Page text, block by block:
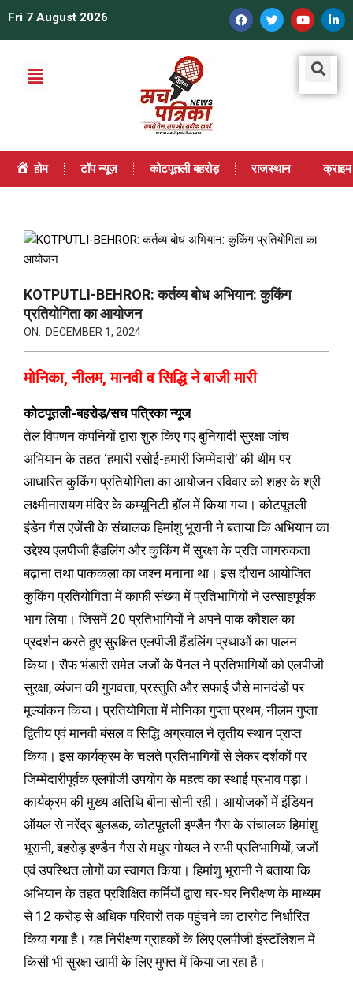
Fri 7 August 2026
होम टॉप न्यूज़ कोटपूतली बहरोड़ राजस्थान क्राइम
KOTPUTLI-BEHROR: कर्तव्य बोध अभियान: कुकिंग
प्रतियोगिता का आयोजन
ON: DECEMBER 1, 2024
मोनिका, नीलम, मानवी व सिद्धि ने बाजी मारी
कोटपूतली-बहरोड़/सच पत्रिका न्यूज
तेल विपणन कंपनियों द्वारा शुरु किए गए बुनियादी सुरक्षा जांच
अभियान के तहत ‘हमारी रसोई-हमारी जिम्मेदारी’ की थीम पर
आधारित कुकिंग प्रतियोगिता का आयोजन रविवार को शहर के श्री
लक्ष्मीनारायण मंदिर के कम्यूनिटी हॉल में किया गया। कोटपूतली
इंडेन गैस एजेंसी के संचालक हिमांशु भूरानी ने बताया कि अभियान का
उद्देश्य एलपीजी हैंडलिंग और कुकिंग में सुरक्षा के प्रति जागरुकता
बढ़ाना तथा पाककला का जश्न मनाना था। इस दौरान आयोजित
कुकिंग प्रतियोगिता में काफी संख्या में प्रतिभागियों ने उत्साहपूर्वक
भाग लिया। जिसमें 20 प्रतिभागियों ने अपने पाक कौशल का
प्रदर्शन करते हुए सुरक्षित एलपीजी हैंडलिंग प्रथाओं का पालन
किया। सैफ भंडारी समेत जजों के पैनल ने प्रतिभागियों को एलपीजी
सुरक्षा, व्यंजन की गुणवत्ता, प्रस्तुति और सफाई जैसे मानदंडों पर
मूल्यांकन किया। प्रतियोगिता में मोनिका गुप्ता प्रथम, नीलम गुप्ता
द्वितीय एवं मानवी बंसल व सिद्धि अग्रवाल ने तृतीय स्थान प्राप्त
किया। इस कार्यक्रम के चलते प्रतिभागियों से लेकर दर्शकों पर
जिम्मेदारीपूर्वक एलपीजी उपयोग के महत्व का स्थाई प्रभाव पड़ा।
कार्यक्रम की मुख्य अतिथि बीना सोनी रही। आयोजकों में इंडियन
ऑयल से नरेंद्र बुलडक, कोटपूतली इण्डैन गैस के संचालक हिमांशु
भूरानी, बहरोड़ इण्डैन गैस से मधुर गोयल ने सभी प्रतिभागियों, जजों
एवं उपस्थित लोगों का स्वागत किया। हिमांशु भूरानी ने बताया कि
अभियान के तहत प्रशिक्षित कर्मियों द्वारा घर-घर निरीक्षण के माध्यम
से 12 करोड़ से अधिक परिवारों तक पहुंचने का टारगेट निर्धारित
किया गया है। यह निरीक्षण ग्राहकों के लिए एलपीजी इंस्टॉलेशन में
किसी भी सुरक्षा खामी के लिए मुफ्त में किया जा रहा है।